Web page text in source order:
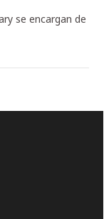
se encargan de